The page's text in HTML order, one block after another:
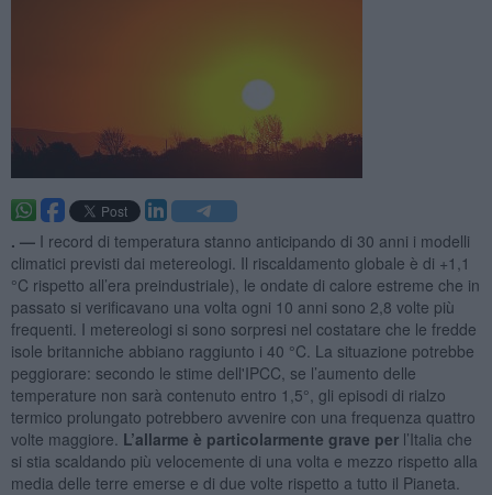
. — I record di temperatura stanno anticipando di 30 anni i modelli
climatici previsti dai metereologi. Il riscaldamento globale è di +1,1
°C rispetto all’era preindustriale), le ondate di calore estreme che in
passato si verificavano una volta ogni 10 anni sono 2,8 volte più
frequenti. I metereologi si sono sorpresi nel costatare che le fredde
isole britanniche abbiano raggiunto i 40 °C. La situazione potrebbe
peggiorare: secondo le stime dell'IPCC, se l’aumento delle
temperature non sarà contenuto entro 1,5°, gli episodi di rialzo
termico prolungato potrebbero avvenire con una frequenza quattro
volte maggiore. L’allarme è particolarmente grave per l’Italia che
si stia scaldando più velocemente di una volta e mezzo rispetto alla
media delle terre emerse e di due volte rispetto a tutto il Pianeta.